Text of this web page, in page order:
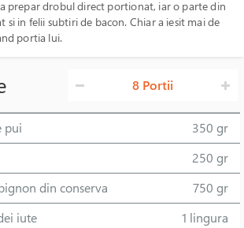
prepar drobul direct portionat, iar o parte din
si in felii subtiri de bacon. Chiar a iesit mai de
portia lui.
8 Portii
pui 350 gr
250 gr
din conserva 750 gr
iute 1 lingura